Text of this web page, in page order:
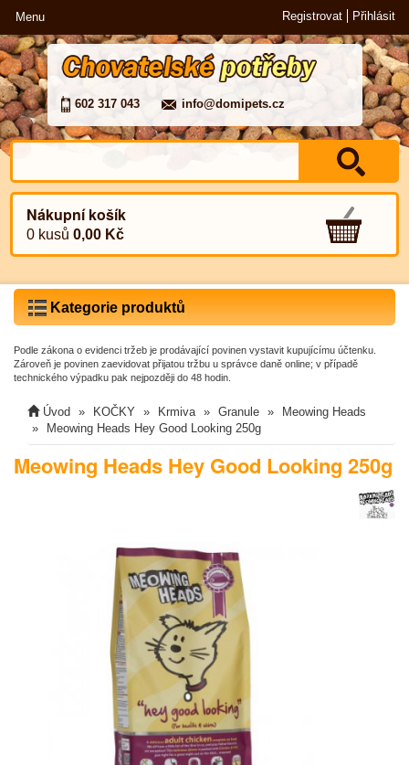
Menu Registrovat Přihlásit
602 317 043 info@domipets.cz
Nákupní košík
0 kusů0,00 Kč
Kategorie produktů
Podle zákona o evidenci tržeb je prodávající povinen vystavit kupujícímu účtenku.
Zároveň je povinen zaevidovat přijatou tržbu u správce daně online; v případě
technického výpadku pak nejpozději do 48 hodin.
Úvod KOČKY Krmiva Granule
Meowing Heads
Meowing Heads Hey Good Looking 250g
Meowing Heads Hey Good Looking 250g